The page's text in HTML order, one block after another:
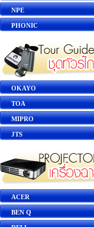
NPE
PHONIC
OKAYO
TOA
MIPRO
JTS
ACER
BEN Q